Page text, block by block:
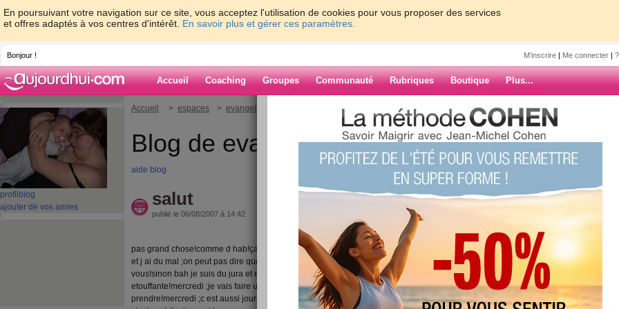
En poursuivant votre navigation sur ce site, vous acceptez l'utilisation de cookies pour vous proposer des services
et offres adaptés à vos centres d'intérêt. En savoir plus et gérer ces paramètres.
Bonjour ! M'inscrire | Me connecter |
Accueil Coaching Groupes Communauté Rubriques Boutique Plus...
profil blog
ajouter de vos amies
Accueil > espaces > evangeline815
Blog de evangeline815
aide blog
salut
publié le 06/08/2007 à 14:42
pas grand chose!comme d hab!ça va a peut pret;j ai une vingtaine de kilos aperdre
et j ai du mal ;on peut pas dire que je mange mal!enfin je sais pas qu en penser
vous!sinon bah je suis du jura et en cemoment on meurt!une chaleur
etouffante!mercredi ;je vais faire une autre prise de sang et apres j ai des medocs a
prendre!mercredi ;c est aussi journée menage!ouai,super!!lol!apart ça je rois que laARCHIVES